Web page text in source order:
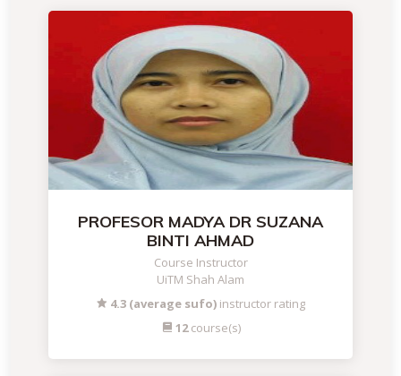
PROFESOR MADYA DR SUZANA
BINTI AHMAD
Course Instructor
UiTM Shah Alam
4.3 (average sufo) instructor rating
12course(s)